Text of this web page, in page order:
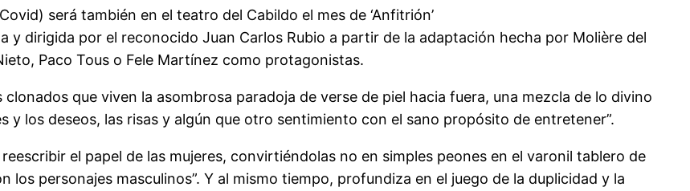
será también en el teatro del Cabildo el mes de ‘Anfitrión’
y dirigida por el reconocido Juan Carlos Rubio a partir de la adaptación hecha por Molière del
Paco Tous o Fele Martínez como protagonistas.
clonados que viven la asombrosa paradoja de verse de piel hacia fuera, una mezcla de lo divino
y los deseos, las risas y algún que otro sentimiento con el sano propósito de entretener”.
el papel de las mujeres, convirtiéndolas no en simples peones en el varonil tablero de
personajes masculinos”. Y al mismo tiempo, profundiza en el juego de la duplicidad y la